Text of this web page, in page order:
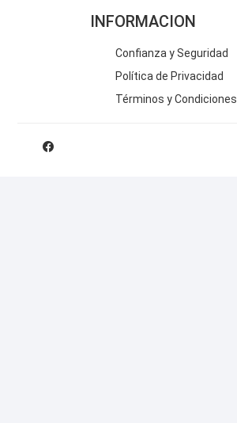
INFORMACION
Confianza y Seguridad
Política de Privacidad
Términos y Condiciones